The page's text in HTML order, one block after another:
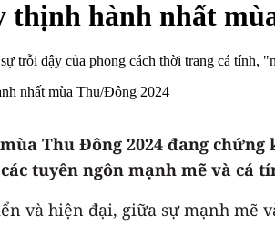
thịnh hành nhất
trỗi dậy của phong cách thời trang cá
Thu Đông 2024 đang
tuyên ngôn mạnh mẽ và cá
và hiện đại, giữa sự mạnh